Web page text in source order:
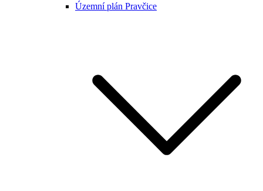
Územní plán Pravčice